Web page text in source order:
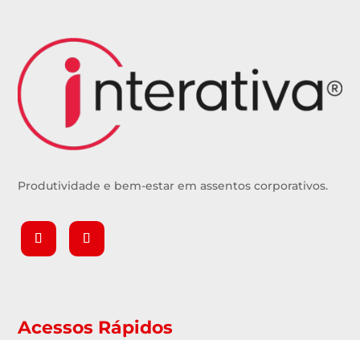
Produtividade e bem-estar em assentos corporativos.
Acessos Rápidos